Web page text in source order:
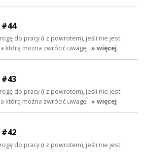
do pracy (i z powrotem), jeśli nie jest
którą można zwrócić uwagę. » więcej
do pracy (i z powrotem), jeśli nie jest
którą można zwrócić uwagę. » więcej
do pracy (i z powrotem), jeśli nie jest